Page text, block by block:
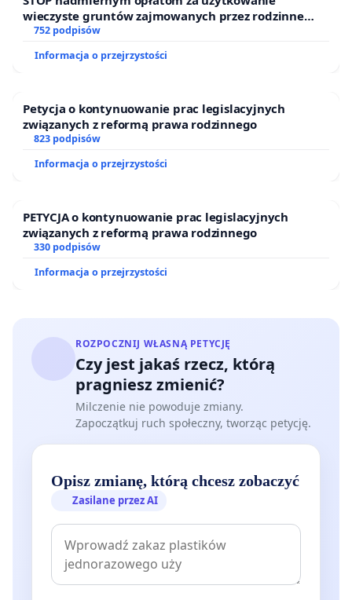
wieczyste gruntów zajmowanych przez rodzinne
ogrody działkowe.
752 podpisów
Informacja o przejrzystości
Petycja o kontynuowanie prac legislacyjnych
związanych z reformą prawa rodzinnego
823 podpisów
Informacja o przejrzystości
PETYCJA o kontynuowanie prac legislacyjnych
związanych z reformą prawa rodzinnego
330 podpisów
Informacja o przejrzystości
ROZPOCZNIJ WŁASNĄ PETYCJĘ
Czy jest jakaś rzecz, którą
pragniesz zmienić?
Milczenie nie powoduje zmiany.
Zapoczątkuj ruch społeczny, tworząc petycję.
Opisz zmianę, którą chcesz zobaczyć
Zasilane przez AI